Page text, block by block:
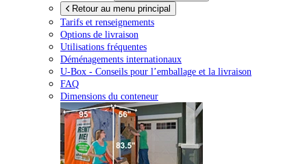
Retour au menu principal
Tarifs et renseignements
Options de livraison
Utilisations fréquentes
Déménagements internationaux
U-Box - Conseils pour l’emballage et la livraison
FAQ
Dimensions du conteneur